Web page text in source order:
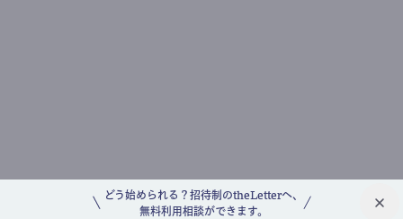
どう始められる？招待制のtheLetterへ、
無料利用相談ができます。